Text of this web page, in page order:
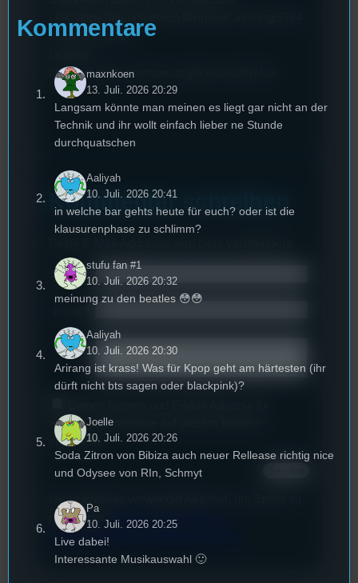
Link: https://incompetech.filmmusic.io/song/5764-
study-and-relax
http://creativecommons.org/licenses/by/4.0/
Kommentar schreiben
Name*
Text*
weitere Kommentare auf diesem Browser
speichern.
Diese Website verwendet Akismet, um Spam zu
reduzieren. Erfahren Sie, wie Ihre
Kommentardaten verarbeitet werden.
Kommentare
maxnkoen
13. Juli. 2026 20:29
Langsam könnte man meinen es liegt gar nicht an der
Technik und ihr wollt einfach lieber ne Stunde
durchquatschen
Aaliyah
10. Juli. 2026 20:41
in welche bar gehts heute für euch? oder ist die
klausurenphase zu schlimm?
stufu fan #1
10. Juli. 2026 20:32
meinung zu den beatles 😳😳
Aaliyah
10. Juli. 2026 20:30
Arirang ist krass! Was für Kpop geht am härtesten (ihr
dürft nicht bts sagen oder blackpink)?
Joelle
10. Juli. 2026 20:26
Soda Zitron von Bibiza auch neuer Rellease richtig nice
und Odysee von RIn, Schmyt
Pa
10. Juli. 2026 20:25
Live dabei!
Interessante Musikauswahl 🙂